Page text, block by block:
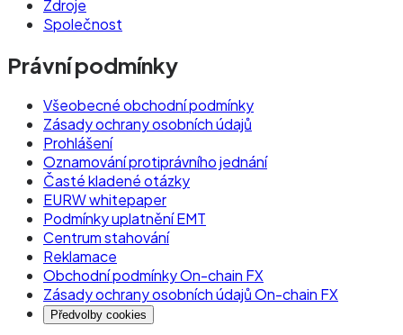
Zdroje
Společnost
Právní podmínky
Všeobecné obchodní podmínky
Zásady ochrany osobních údajů
Prohlášení
Oznamování protiprávního jednání
Časté kladené otázky
EURW whitepaper
Podmínky uplatnění EMT
Centrum stahování
Reklamace
Obchodní podmínky On-chain FX
Zásady ochrany osobních údajů On-chain FX
Předvolby cookies